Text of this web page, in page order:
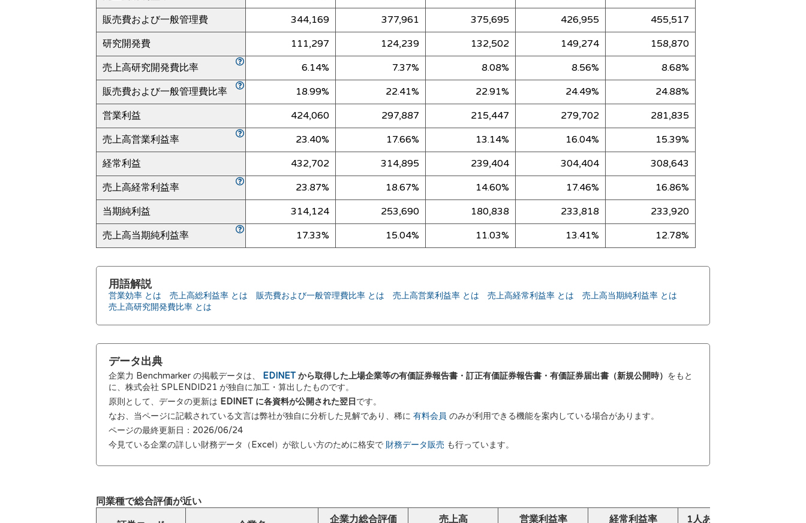
販売費および一般管理費
344,169 377,961 375,695 426,955
455,517
研究開発費
111,297 124,239 132,502 149,274
158,870
売上高研究開発費比率
6.14% 7.37% 8.08% 8.56%
8.68%
販売費および一般管理費比率
18.99% 22.41% 22.91% 24.49%
24.88%
営業利益
424,060 297,887 215,447 279,702
281,835
売上高営業利益率
23.40% 17.66% 13.14% 16.04%
15.39%
経常利益
432,702 314,895 239,404 304,404
308,643
売上高経常利益率
23.87% 18.67% 14.60% 17.46%
16.86%
当期純利益
314,124 253,690 180,838 233,818
233,920
売上高当期純利益率
17.33% 15.04% 11.03% 13.41% 12.78%
用語解説
営業効率 とは 売上高総利益率 とは 販売費および一般管理費比率 とは 売上高営業利益率 とは 売上高経常利益率 とは
売上高当期純利益率 とは
売上高研究開発費比率 とは
データ出典
企業力 Benchmarker の掲載データは、 EDINETから取得した上場企業等の有価証券報告書・訂正有価証券報告書・有価証券届出書（新規公開時） をもと
に、株式会社 SPLENDID21 が独自に加工・算出したものです。
原則として、データの更新は EDINET に各資料が公開された翌日 です。
なお、当ページに記載されている文言は弊社が独自に分析した見解であり、稀に 有料会員 のみが利用できる機能を案内している場合があります。
ページの最終更新日：2026/06/24
今見ている企業の詳しい財務データ（Excel）が欲しい方のために格安で 財務データ販売 も行っています。
同業種で総合評価が近い
企業力総合評価 売上高 営業利益率 経常利益率 1人あたり売上高